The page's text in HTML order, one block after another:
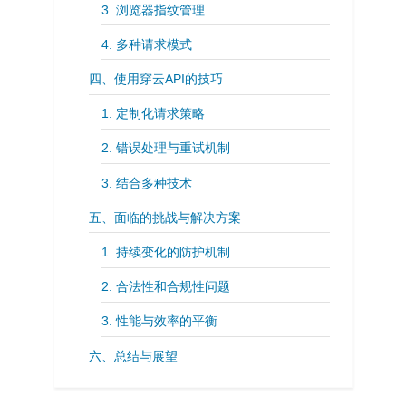
3. 浏览器指纹管理
4. 多种请求模式
四、使用穿云API的技巧
1. 定制化请求策略
2. 错误处理与重试机制
3. 结合多种技术
五、面临的挑战与解决方案
1. 持续变化的防护机制
2. 合法性和合规性问题
3. 性能与效率的平衡
六、总结与展望